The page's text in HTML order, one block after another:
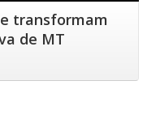
transformam
de MT